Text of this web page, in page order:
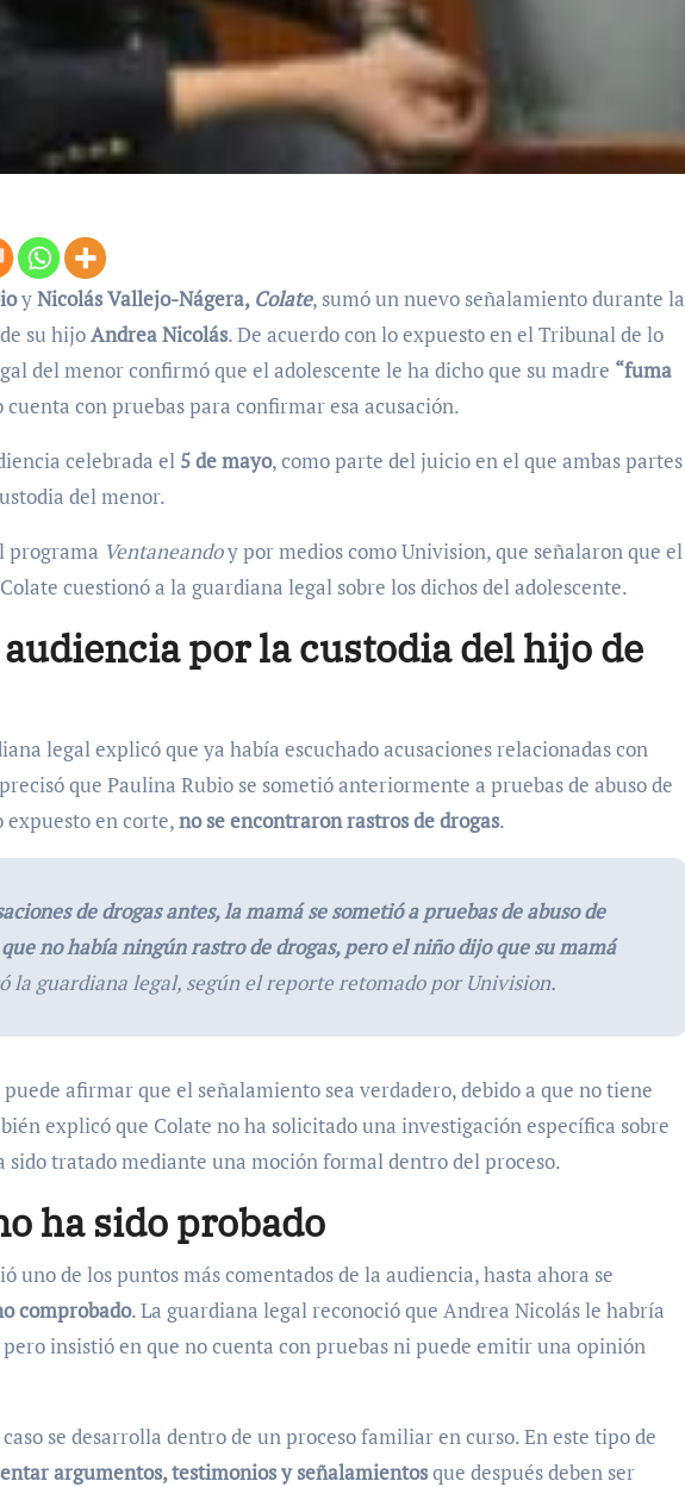
yNicolás Vallejo-Nágera, Colate, sumó un nuevo señalamiento durante la
su hijoAndrea Nicolás. De acuerdo con lo expuesto en el Tribunal de lo
del menor confirmó que el adolescente le ha dicho que su madre “fuma
cuenta con pruebas para confirmar esa acusación.
celebrada el 5 de mayo, como parte del juicio en el que ambas partes
del menor.
programa Ventaneandoy por medios como Univision, que señalaron que el
cuestionó a la guardiana legal sobre los dichos del adolescente.
audiencia por la custodia del hijo de
legal explicó que ya había escuchado acusaciones relacionadas con
que Paulina Rubio se sometió anteriormente a pruebas de abuso de
expuesto en corte,no se encontraron rastros de drogas.
de drogas antes, la mamá se sometió a pruebas de abuso de
no había ningún rastro de drogas, pero el niño dijo que su mamá
la guardiana legal, según el reporte retomado por Univision.
afirmar que el señalamiento sea verdadero, debido a que no tiene
explicó que Colate no ha solicitado una investigación específica sobre
sido tratado mediante una moción formal dentro del proceso.
ha sido probado
uno de los puntos más comentados de la audiencia, hasta ahora se
comprobado. La guardiana legal reconoció que Andrea Nicolás le habría
insistió en que no cuenta con pruebas ni puede emitir una opinión
se desarrolla dentro de un proceso familiar en curso. En este tipo de
argumentos, testimonios y señalamientosque después deben ser